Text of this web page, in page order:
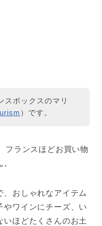
スボックスのマリ
）です。
フランスほどお買い物
、おしゃれなアイテム
やワインにチーズ、い
ほどたくさんのお土